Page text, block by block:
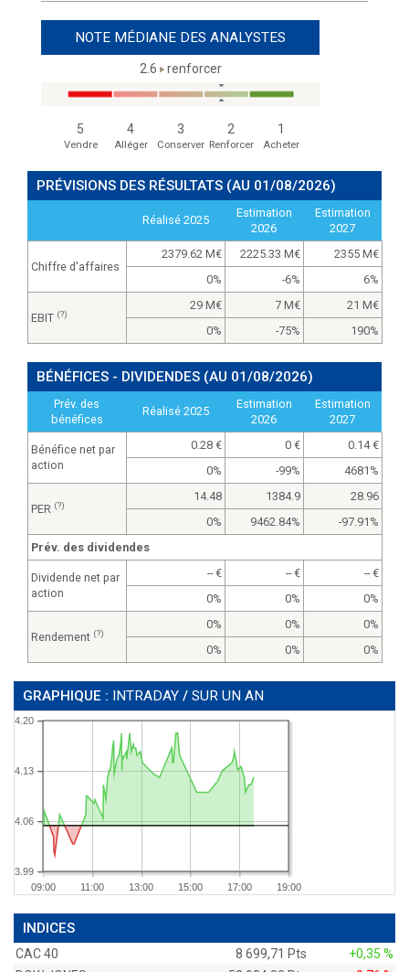
NOTE MÉDIANE DES ANALYSTES
2.6 renforcer
5 4 3 2 1
Vendre Alléger Conserver Renforcer Acheter
PRÉVISIONS DES RÉSULTATS (AU 01/08/2026)
Réalisé 2025
Estimation
2026
Estimation
2027
Chiffre d'affaires
2379.62 M 2225.33 M
2355 M
0%
-6% 6%
EBIT (?)
29 M 7 M
21 M
0%
-75% 190%
BÉNÉFICES - DIVIDENDES (AU 01/08/2026)
Prév. des
bénéfices
Réalisé 2025
Estimation
2026
Estimation
2027
Bénéfice net par
action
0.28 0
0.14
0%
-99% 4681%
PER (?)
14.48 1384.9
28.96
0%
9462.84%
-97.91%
Prév. des dividendes
Dividende net par
action
-- --
--
0%
0% 0%
Rendement (?)
0% 0%
0%
0%
0% 0%
GRAPHIQUE : INTRADAY / SUR UN AN
09:00 11:00 13:00 15:00 17:00 19:00
3.99
4.06
4.13
4.20
INDICES
CAC 40 8 699,71 Pts
+0,35 %